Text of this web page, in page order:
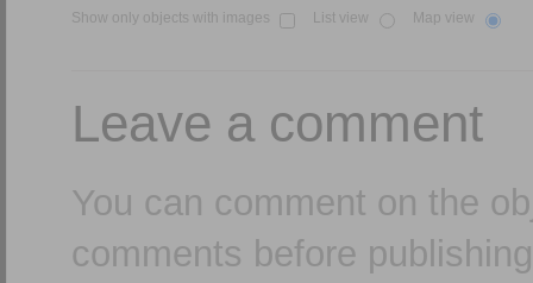
Show only objects with images List view Map view
Leave a comment
You can comment on the
comments before